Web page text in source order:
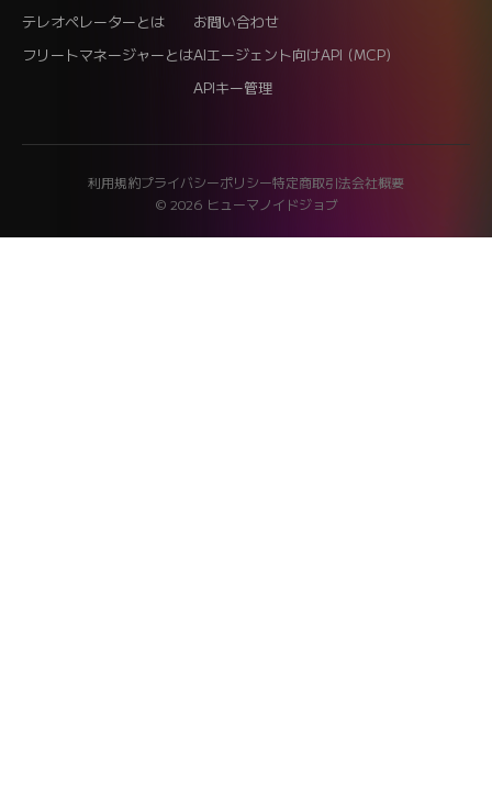
テレオペレーターとは
フリートマネージャーとは
お問い合わせ
AIエージェント向けAPI (MCP)
APIキー管理
利用規約プライバシーポリシー特定商取引法会社概要
© 2026 ヒューマノイドジョブ